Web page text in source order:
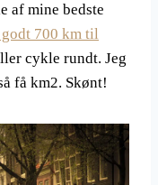
af mine bedste
700 km til
cykle rundt. Jeg
få km2. Skønt!